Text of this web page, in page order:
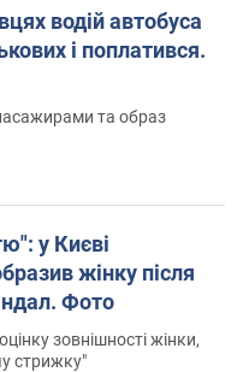
водій автобуса
і поплатився.
та образ
у Києві
жінку після
Фото
зовнішності жінки,
стрижку"